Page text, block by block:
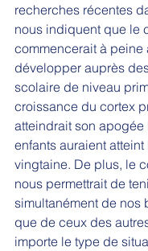
recherches récentes
nous indiquent que le
commencerait à peine
développer auprès
scolaire de niveau
croissance du cortex
atteindrait son
enfants auraient
vingtaine. De plus, le
nous permettrait de
simultanément de nos
que de ceux des
importe le type de